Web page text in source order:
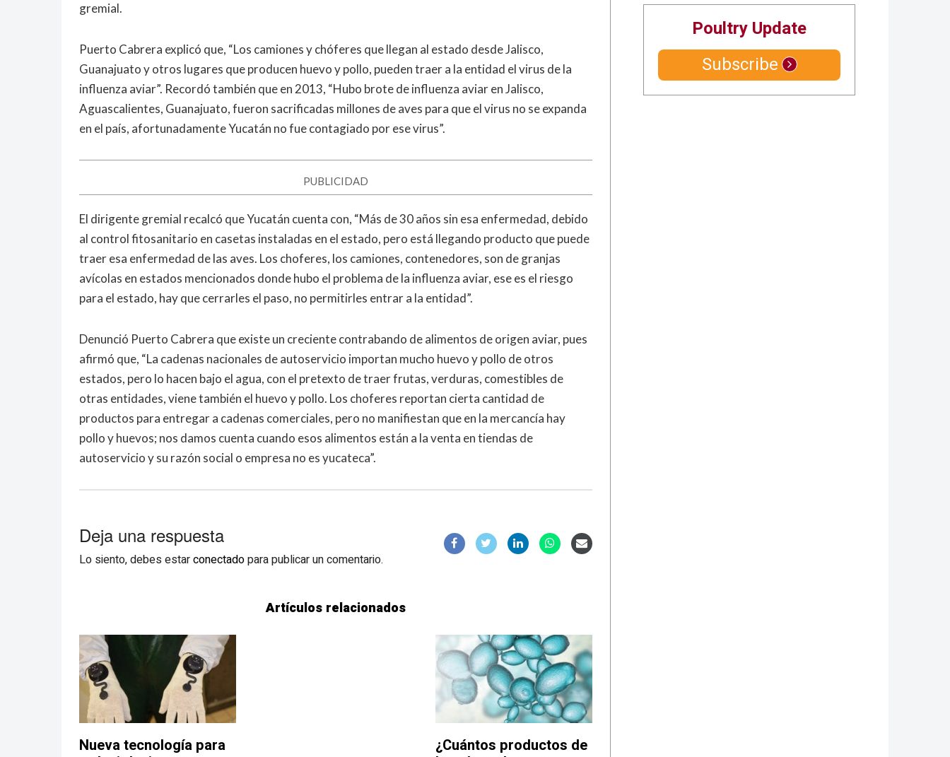
gremial.
Puerto Cabrera explicó que, “Los camiones y chóferes que llegan al estado desde Jalisco,
Guanajuato y otros lugares que producen huevo y pollo, pueden traer a la entidad el virus de la
influenza aviar”. Recordó también que en 2013, “Hubo brote de influenza aviar en Jalisco,
Aguascalientes, Guanajuato, fueron sacrificadas millones de aves para que el virus no se expanda
en el país, afortunadamente Yucatán no fue contagiado por ese virus”.
PUBLICIDAD
El dirigente gremial recalcó que Yucatán cuenta con, “Más de 30 años sin esa enfermedad, debido
al control fitosanitario en casetas instaladas en el estado, pero está llegando producto que puede
traer esa enfermedad de las aves. Los choferes, los camiones, contenedores, son de granjas
avícolas en estados mencionados donde hubo el problema de la influenza aviar, ese es el riesgo
para el estado, hay que cerrarles el paso, no permitirles entrar a la entidad”.
Denunció Puerto Cabrera que existe un creciente contrabando de alimentos de origen aviar, pues
afirmó que, “La cadenas nacionales de autoservicio importan mucho huevo y pollo de otros
estados, pero lo hacen bajo el agua, con el pretexto de traer frutas, verduras, comestibles de
otras entidades, viene también el huevo y pollo. Los choferes reportan cierta cantidad de
productos para entregar a cadenas comerciales, pero no manifiestan que en la mercancía hay
pollo y huevos; nos damos cuenta cuando esos alimentos están a la venta en tiendas de
autoservicio y su razón social o empresa no es yucateca”.
Deja una respuesta
Lo siento, debes estarconectadopara publicar un comentario.
Artículos relacionados
Nueva tecnología para
¿Cuántos productos de
Poultry Update
Subscribe